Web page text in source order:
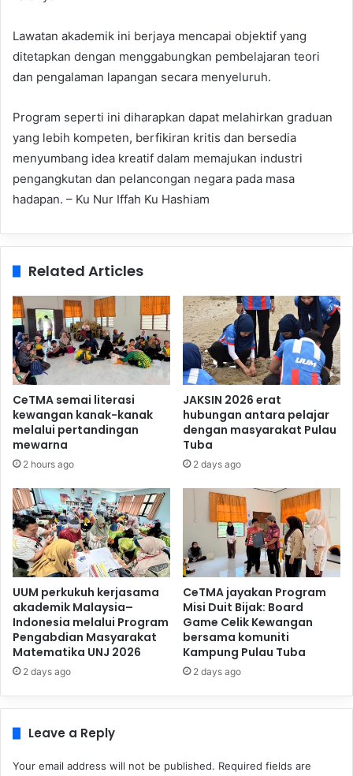
Lawatan akademik ini berjaya mencapai objektif yang
ditetapkan dengan menggabungkan pembelajaran teori
dan pengalaman lapangan secara menyeluruh.
Program seperti ini diharapkan dapat melahirkan graduan
yang lebih kompeten, berfikiran kritis dan bersedia
menyumbang idea kreatif dalam memajukan industri
pengangkutan dan pelancongan negara pada masa
hadapan. – Ku Nur Iffah Ku Hashiam
Related Articles
CeTMA semai literasi
kewangan kanak-kanak
melalui pertandingan
mewarna
2 hours ago
JAKSIN 2026 erat
hubungan antara pelajar
dengan masyarakat Pulau
Tuba
2 days ago
UUM perkukuh kerjasama
akademik Malaysia–
Indonesia melalui Program
Pengabdian Masyarakat
Matematika UNJ 2026
2 days ago
CeTMA jayakan Program
Misi Duit Bijak: Board
Game Celik Kewangan
bersama komuniti
Kampung Pulau Tuba
2 days ago
Leave a Reply
Your email address will not be published. Required fields are